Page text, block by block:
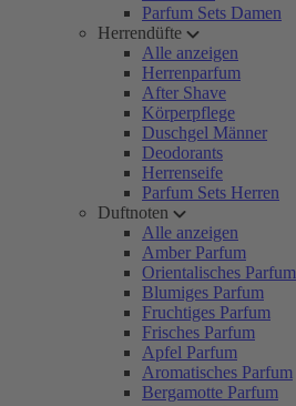
Parfum Sets Damen
Herrendüfte
Alle anzeigen
Herrenparfum
After Shave
Körperpflege
Duschgel Männer
Deodorants
Herrenseife
Parfum Sets Herren
Duftnoten
Alle anzeigen
Amber Parfum
Orientalisches Parfum
Blumiges Parfum
Fruchtiges Parfum
Frisches Parfum
Apfel Parfum
Aromatisches Parfum
Bergamotte Parfum